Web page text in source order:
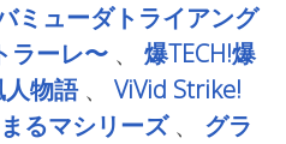
ミューダトライアング
ラーレ〜 、 爆TECH!爆
人物語、 ViVid Strike!
まるマシリーズ、 グラ